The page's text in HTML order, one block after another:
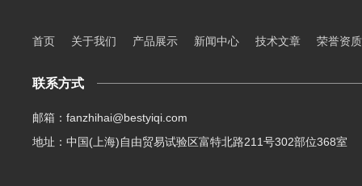
首页 关于我们 产品展示 新闻中心 技术文章 荣誉资质
联系方式
邮箱：fanzhihai@bestyiqi.com
地址：中国(上海)自由贸易试验区富特北路211号302部位368室